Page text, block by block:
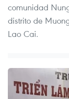
comunidad
distrito de
Lao Cai.